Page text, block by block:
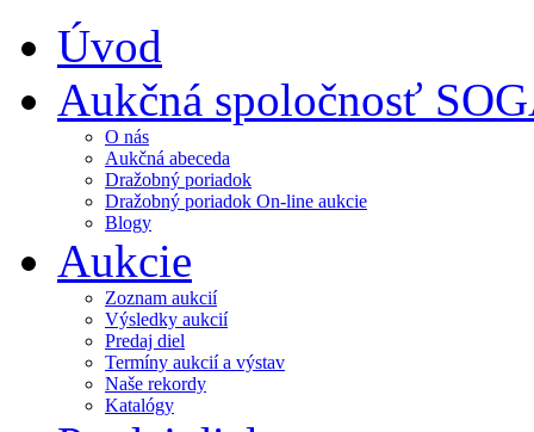
Úvod
Aukčná spoločnosť
O nás
Aukčná abeceda
Dražobný poriadok
Dražobný poriadok On-line aukcie
Blogy
Aukcie
Zoznam aukcií
Výsledky aukcií
Predaj diel
Termíny aukcií a výstav
Naše rekordy
Katalógy